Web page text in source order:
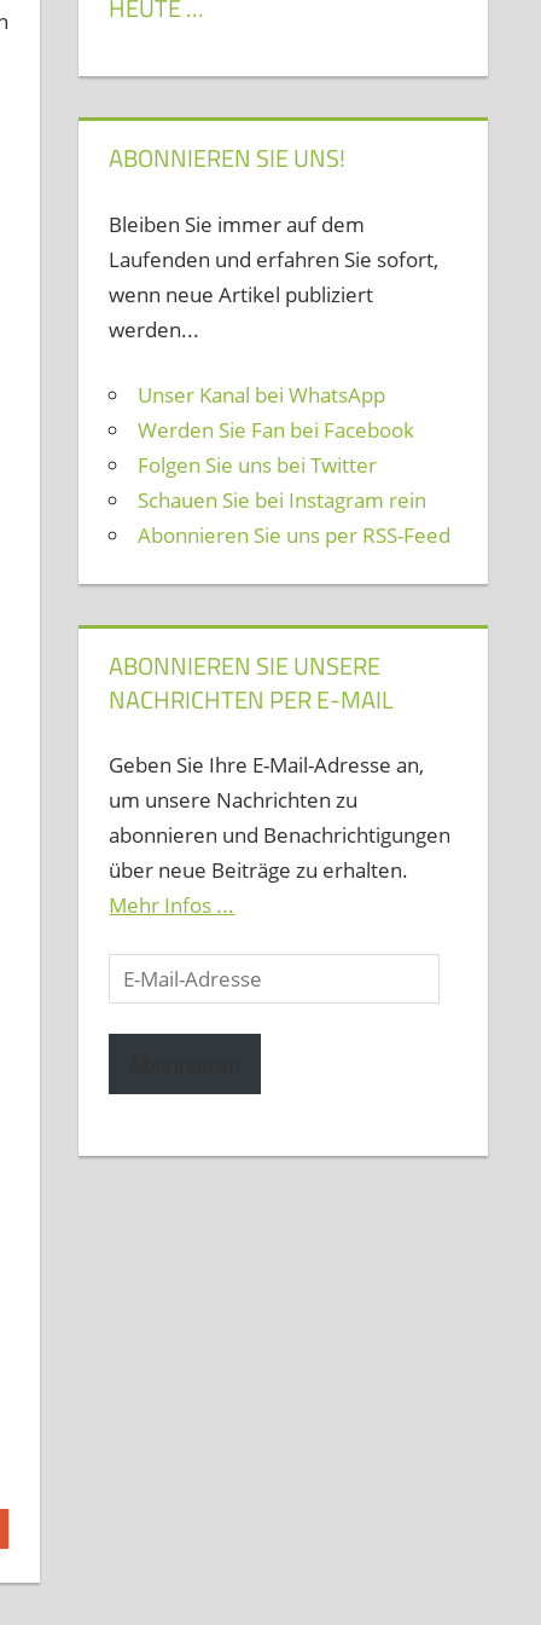
HEUTE …
ABONNIEREN SIE UNS!
Bleiben Sie immer auf dem
Laufenden und erfahren Sie sofort,
wenn neue Artikel publiziert
werden...
Unser Kanal bei WhatsApp
Werden Sie Fan bei Facebook
Folgen Sie uns bei Twitter
Schauen Sie bei Instagram rein
Abonnieren Sie uns per RSS-Feed
ABONNIEREN SIE UNSERE
NACHRICHTEN PER E-MAIL
Geben Sie Ihre E-Mail-Adresse an,
um unsere Nachrichten zu
abonnieren und Benachrichtigungen
über neue Beiträge zu erhalten.
Mehr Infos ...
E-
Mail-
Adresse